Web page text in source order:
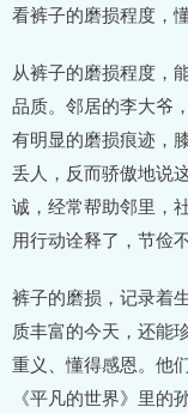
看裤子的磨损程度，
从裤子的磨损程度，
品质。邻居的李大爷
有明显的磨损痕迹，
丢人，反而骄傲地说
诚，经常帮助邻里，
用行动诠释了，节俭
裤子的磨损，记录着
质丰富的今天，还能
重义、懂得感恩。他
《平凡的世界》里的